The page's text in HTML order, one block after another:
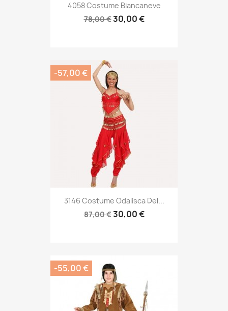
4058 Costume Biancaneve
78,00 €30,00 €
3146 Costume Odalisca Del...
87,00 €30,00 €
-57,00 €
-55,00 €